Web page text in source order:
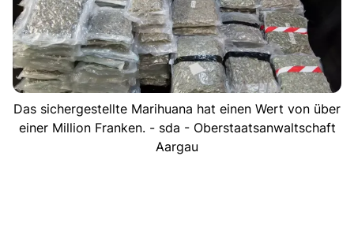
Das sichergestellte Marihuana hat einen Wert von über
einer Million Franken. - sda - Oberstaatsanwaltschaft
Aargau